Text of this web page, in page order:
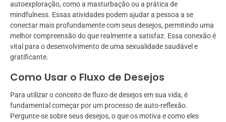
autoexploração, como a masturbação ou a prática de
mindfulness. Essas atividades podem ajudar a pessoa a se
conectar mais profundamente com seus desejos, permitindo uma
melhor compreensão do que realmente a satisfaz. Essa conexão é
vital para o desenvolvimento de uma sexualidade saudável e
gratificante.
Como Usar o Fluxo de Desejos
Para utilizar o conceito de fluxo de desejos em sua vida, é
fundamental começar por um processo de auto-reflexão.
Pergunte-se sobre seus desejos, o que os motiva e como eles